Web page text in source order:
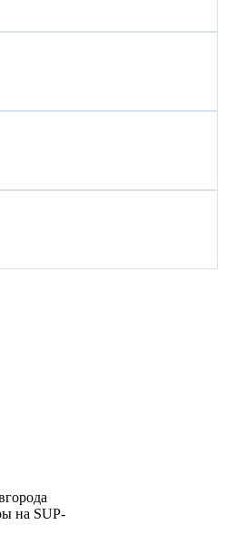
на SUP-